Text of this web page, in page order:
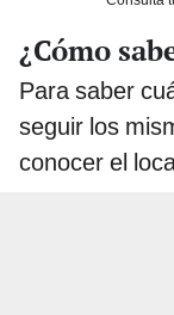
¿Cómo
Para saber
seguir los
conocer el